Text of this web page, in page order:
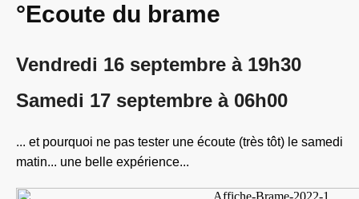
°Ecoute du brame
Vendredi 16 septembre à 19h30
Samedi 17 septembre à 06h00
... et pourquoi ne pas tester une écoute (très tôt) le samedi
matin... une belle expérience...